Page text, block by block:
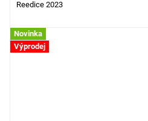
Reedice 2023
Novinka
Výprodej